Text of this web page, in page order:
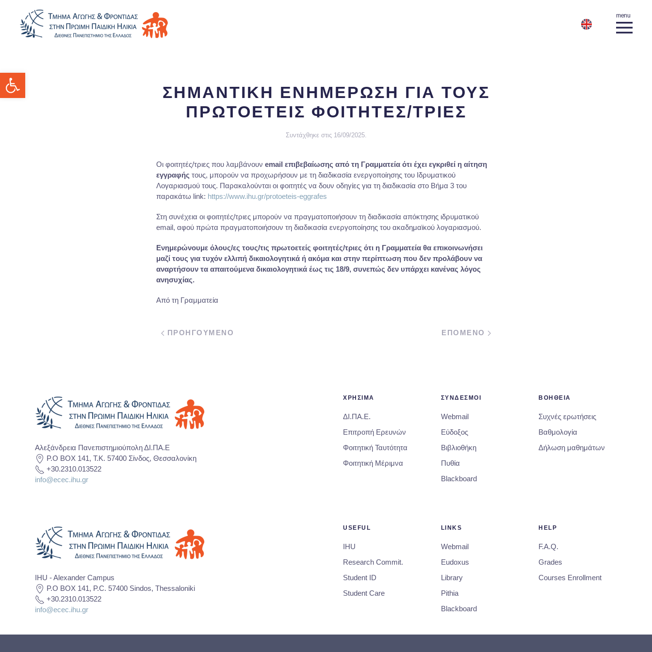
Ανοίξτε τη γραμμή εργαλείων
ΣΗΜΑΝΤΙΚΗ ΕΝΗΜΕΡΩΣΗ ΓΙΑ ΤΟΥΣ
ΠΡΩΤΟΕΤΕΙΣ ΦΟΙΤΗΤΕΣ/ΤΡΙΕΣ
Συντάχθηκε στις 16/09/2025.
Οι φοιτητές/τριες που λαμβάνουν email επιβεβαίωσης από τη Γραμματεία ότι έχει εγκριθεί η αίτηση
εγγραφής τους, μπορούν να προχωρήσουν με τη διαδικασία ενεργοποίησης του Ιδρυματικού
Λογαριασμού τους. Παρακαλούνται οι φοιτητές να δουν οδηγίες για τη διαδικασία στο Βήμα 3 του
παρακάτω link: https://www.ihu.gr/protoeteis-eggrafes
Στη συνέχεια οι φοιτητές/τριες μπορούν να πραγματοποιήσουν τη διαδικασία απόκτησης ιδρυματικού
email, αφού πρώτα πραγματοποιήσουν τη διαδικασία ενεργοποίησης του ακαδημαϊκού λογαριασμού.
Ενημερώνουμε όλους/ες τους/τις πρωτοετείς φοιτητές/τριες ότι η Γραμματεία θα επικοινωνήσει
μαζί τους για τυχόν ελλιπή δικαιολογητικά ή ακόμα και στην περίπτωση που δεν προλάβουν να
αναρτήσουν τα απαιτούμενα δικαιολογητικά έως τις 18/9, συνεπώς δεν υπάρχει κανένας λόγος
ανησυχίας.
Από τη Γραμματεία
ΠΡΟΗΓΟΥΜΕΝΟ ΕΠΟΜΕΝΟ
Αλεξάνδρεια Πανεπιστημιούπολη ΔΙ.ΠΑ.Ε
P.O BOX 141, T.K. 57400 Σίνδος, Θεσσαλονίκη
+30.2310.013522
info@ecec.ihu.gr
ΧΡΗΣΙΜΑ
ΔΙ.ΠΑ.Ε.
Επιτροπή Ερευνών
Φοιτητική Ταυτότητα
Φοιτητική Μέριμνα
ΣΥΝΔΕΣΜΟΙ
Webmail
Εύδοξος
Βιβλιοθήκη
Πυθία
Blackboard
ΒΟΗΘΕΙΑ
Συχνές ερωτήσεις
Βαθμολογία
Δήλωση μαθημάτων
IHU - Alexander Campus
P.O BOX 141, P.C. 57400 Sindos, Thessaloniki
+30.2310.013522
info@ecec.ihu.gr
USEFUL
IHU
Research Commit.
Student ID
Student Care
LINKS
Webmail
Eudoxus
Library
Pithia
Blackboard
HELP
F.A.Q.
Grades
Courses Enrollment